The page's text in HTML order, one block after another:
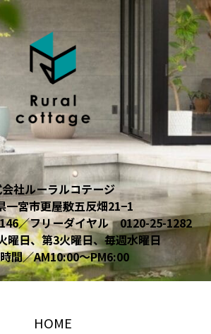
会社ルーラルコテージ
一宮市更屋敷五反畑21−1
／フリーダイヤル 0120-25-1282
曜日、第3火曜日、毎週水曜日
間／AM10:00〜PM6:00
HOME